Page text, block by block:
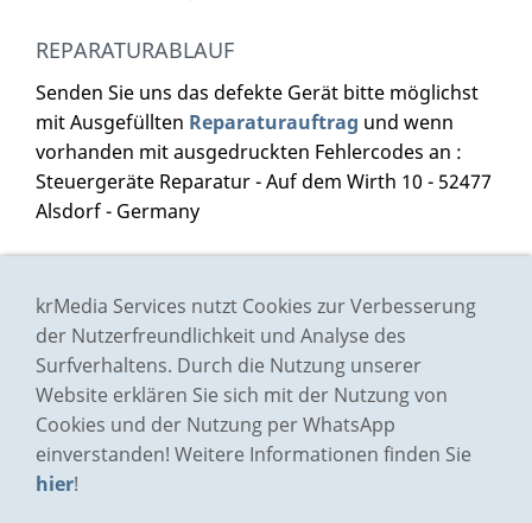
REPARATURABLAUF
Senden Sie uns das defekte Gerät bitte möglichst
mit Ausgefüllten Reparaturauftrag und wenn
vorhanden mit ausgedruckten Fehlercodes an :
Steuergeräte Reparatur - Auf dem Wirth 10 - 52477
Alsdorf - Germany
Impressum
Preisliste
AGB
Datenschutz
Bildernachweis
Kontakt/Anfrage
Bewertungen
krMedia Services nutzt Cookies zur Verbesserung
der Nutzerfreundlichkeit und Analyse des
Surfverhaltens. Durch die Nutzung unserer
Website erklären Sie sich mit der Nutzung von
Cookies und der Nutzung per WhatsApp
einverstanden! Weitere Informationen finden Sie
hier!